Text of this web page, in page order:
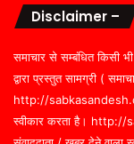
Disclaimer –
समाचार से सम्बंधित किसी
द्वारा प्रस्तुत सामग्री (
http://
स्वीकार करता है। http://